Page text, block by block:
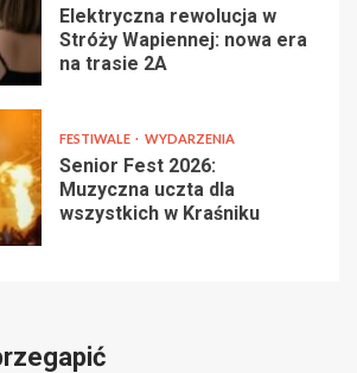
Elektryczna rewolucja w
Stróży Wapiennej: nowa era
na trasie 2A
FESTIWALE WYDARZENIA
Senior Fest 2026:
Muzyczna uczta dla
wszystkich w Kraśniku